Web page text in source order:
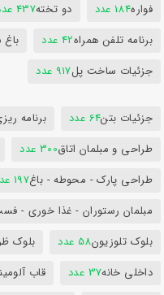
فواره184 عدد دو تخته437 عدد
برنامه تلفن همراه42 عدد
جزئیات ساخت پل917 عدد
جزئیات بتن64 عدد برنامه
طراحی و مبلمان اتاق300 عدد
طراحی پارک - محوطه - باغ197 عدد
مبلمان رستوران - غذا خوری -
بلوک تلوزیون58 عدد بلوک
داخلی خانه37 عدد قاب